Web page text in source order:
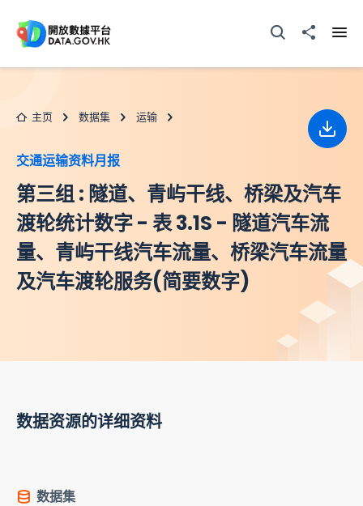
打开搜寻器分享至
主页 数据集 运输
交通运输资料月报
第三组 : 隧道、青屿干线、桥梁及汽车
渡轮统计数字 - 表 3.1S - 隧道汽车流
量、青屿干线汽车流量、桥梁汽车流量
及汽车渡轮服务(简要数字)
下载
数据资源的详细资料
数据集